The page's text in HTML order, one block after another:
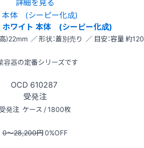
ホワイト 本体 (シーピー化成)
)22mm ／ 形状：蓋別売り ／ 目安：容量 約
容器の定番シリーズです
OCD 610287
受発注
受発注 ケース / 1800枚
0〜28,200円0%OFF